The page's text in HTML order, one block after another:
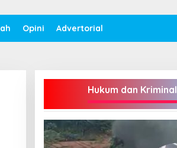
Opini Advertorial
Hukum dan Kriminal